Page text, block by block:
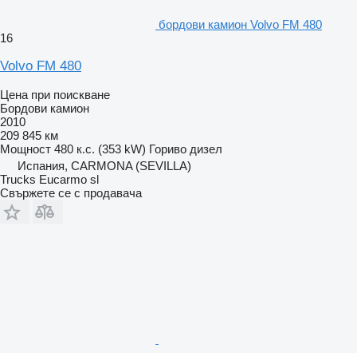
бордови камион Volvo FM 480
16
Volvo FM 480
Цена при поискване
Бордови камион
2010
209 845 км
Мощност 480 к.с. (353 kW) Гориво дизел
Испания, CARMONA (SEVILLA)
Trucks Eucarmo sl
Свържете се с продавача